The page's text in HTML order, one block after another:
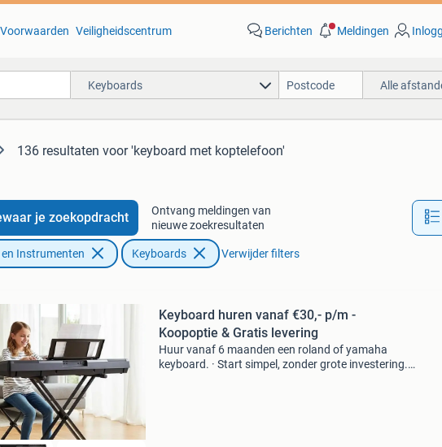
Voorwaarden Veiligheidscentrum Berichten Meldingen
Keyboards Alle
136 resultaten voor 'keyboard met koptelefoon'
je zoekopdracht
Ontvang meldingen van
nieuwe zoekresultaten
en Instrumenten Keyboards Verwijder filters
Keyboard huren vanaf €30,- p/m -
Koopoptie & Gratis levering
Huur vanaf 6 maanden een roland of yamaha
keyboard. · Start simpel, zonder grote investering.